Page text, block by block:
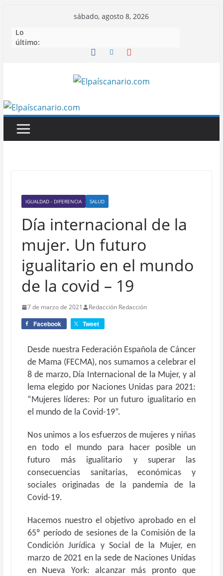
contenido
sábado, agosto 8, 2026
Lo
último:
IGUALDAD - DIFERENCIA SALUD
Día internacional de la
mujer. Un futuro
igualitario en el mundo
de la covid – 19
7 de marzo de 2021 Redacción Redacción
Facebook Tweet
Desde nuestra Federación Española de Cáncer
de Mama (FECMA), nos sumamos a celebrar el
8 de marzo, Día Internacional de la Mujer, y al
lema elegido por Naciones Unidas para 2021:
“Mujeres líderes: Por un futuro igualitario en
el mundo de la Covid-19”.
Nos unimos a los esfuerzos de mujeres y niñas
en todo el mundo para hacer posible un
futuro más igualitario y superar las
consecuencias sanitarias, económicas y
sociales originadas de la pandemia de la
Covid-19.
Hacemos nuestro el objetivo aprobado en el
65º período de sesiones de la Comisión de la
Condición Jurídica y Social de la Mujer, en
marzo de 2021 en la sede de Naciones Unidas
en Nueva York: alcanzar más pronto que